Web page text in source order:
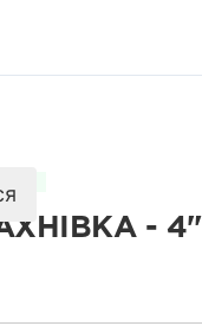
- 4"